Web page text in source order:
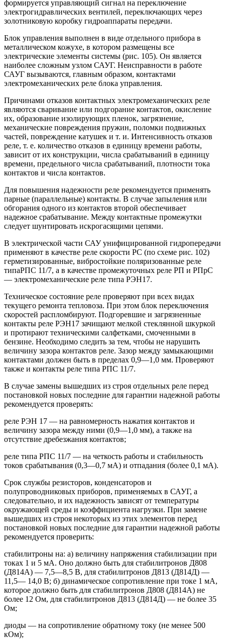
формируется управляющий сигнал на переключение
электрогидравлических вентилей, переключающих через
золотниковую коробку гидроаппараты передачи.
Блок управления выполнен в виде отдельного прибора в
металлическом кожухе, в котором размещены все
электрические элементы системы (рис. 105). Он является
наиболее сложным узлом САУГ. Неисправности в работе
САУГ вызываются, главным образом, контактами
электромеханических реле блока управления.
Причинами отказов контактных электромеханических реле
являются сваривание или подгорание контактов, окисление
их, образование изолирующих пленок, загрязнение,
механические повреждения пружин, поломки подвижных
частей, повреждение катушек и т. и. Интенсивность отказов
реле, т. е. количество отказов в единицу времени работы,
зависит от их конструкции, числа срабатываний в единицу
времени, предельного числа срабатываний, плотности тока
контактов и числа контактов.
Для повышения надежности реле рекомендуется применять
парные (параллельные) контакты. В случае запыления или
обгорания одного из контактов второй обеспечивает
надежное срабатывание. Между контактные промежутки
следует шунтировать искрогасящими цепями.
В электрической части САУ унифицированной гидропередачи
применяют в качестве реле скорости РС (по схеме рис. 102)
герметизированные, вибростойкие поляризованные реле
типаРПС 11/7, а в качестве промежуточных реле РП и РПрС
— электромеханические реле типа РЭН17.
Техническое состояние реле проверяют при всех видах
текущего ремонта тепловоза. При этом блок переключения
скоростей распломбируют. Подгоревшие и загрязненные
контакты реле РЭН17 зачищают мелкой стеклянной шкуркой
и протирают техническими салфетками, смоченными в
бензине. Необходимо следить за тем, чтобы не нарушить
величину зазора контактов реле. Зазор между замыкающими
контактами должен быть в пределах 0,9—1,0 мм. Проверяют
также и контакты реле типа РПС 11/7.
В случае замены вышедших из строя отдельных реле перед
постановкой новых последние для гарантии надежной работы
рекомендуется проверять:
реле РЭН 17 — на равномерность нажатия контактов и
величину зазора между ними (0,9—1,0 мм), а также на
отсутствие дребезжания контактов;
реле типа РПС 11/7 — на четкость работы и стабильность
токов срабатывания (0,3—0,7 мА) и отпадания (более 0,1 мА).
Срок службы резисторов, конденсаторов и
полупроводниковых приборов, применяемых в САУГ, а
следовательно, и их надежность зависят от температуры
окружающей среды и коэффициента нагрузки. При замене
вышедших из строя некоторых из этих элементов перед
постановкой новых последние для гарантии надежной работы
рекомендуется проверить:
стабилитроны на: а) величину напряжения стабилизации при
токах 1 и 5 мА. Оно должно быть для стабилитронов Д808
(Д814А) — 7,5—8,5 В, для стабилитронов Д813 (Д814Д) —
11,5— 14,0 В; б) динамическое сопротивление при токе 1 мА,
которое должно быть для стабилитронов Д808 (Д814А) не
более 12 Ом, для стабилитронов Д813 (Д814Д) — не более 35
Ом;
диоды — на сопротивление обратному току (не менее 500
кОм);